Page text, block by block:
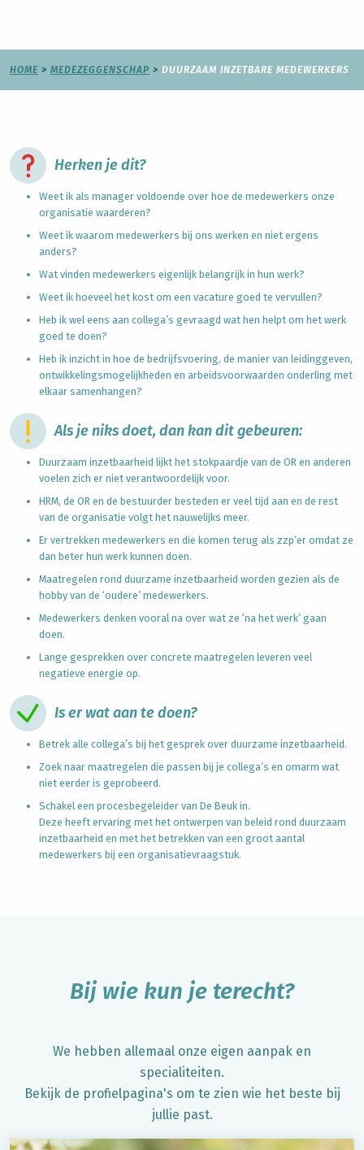
HOME > MEDEZEGGENSCHAP > DUURZAAM INZETBARE MEDEWERKERS
Herken je dit?
Weet ik als manager voldoende over hoe de medewerkers onze
organisatie waarderen?
Weet ik waarom medewerkers bij ons werken en niet ergens
anders?
Wat vinden medewerkers eigenlijk belangrijk in hun werk?
Weet ik hoeveel het kost om een vacature goed te vervullen?
Heb ik wel eens aan collega’s gevraagd wat hen helpt om het werk
goed te doen?
Heb ik inzicht in hoe de bedrijfsvoering, de manier van leidinggeven,
ontwikkelingsmogelijkheden en arbeidsvoorwaarden onderling met
elkaar samenhangen?
Als je niks doet, dan kan dit gebeuren:
Duurzaam inzetbaarheid lijkt het stokpaardje van de OR en anderen
voelen zich er niet verantwoordelijk voor.
HRM, de OR en de bestuurder besteden er veel tijd aan en de rest
van de organisatie volgt het nauwelijks meer.
Er vertrekken medewerkers en die komen terug als zzp’er omdat ze
dan beter hun werk kunnen doen.
Maatregelen rond duurzame inzetbaarheid worden gezien als de
hobby van de ‘oudere’ medewerkers.
Medewerkers denken vooral na over wat ze ‘na het werk’ gaan
doen.
Lange gesprekken over concrete maatregelen leveren veel
negatieve energie op.
Is er wat aan te doen?
Betrek alle collega’s bij het gesprek over duurzame inzetbaarheid.
Zoek naar maatregelen die passen bij je collega’s en omarm wat
niet eerder is geprobeerd.
Schakel een procesbegeleider van De Beuk in.
Deze heeft ervaring met het ontwerpen van beleid rond duurzaam
inzetbaarheid en met het betrekken van een groot aantal
medewerkers bij een organisatievraagstuk.
Bij wie kun je terecht?
We hebben allemaal onze eigen aanpak en
specialiteiten.
Bekijk de profielpagina's om te zien wie het beste bij
jullie past.